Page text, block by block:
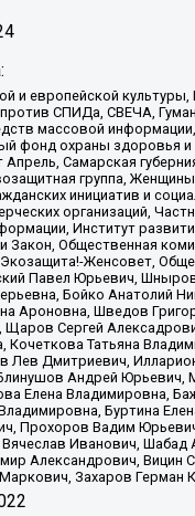
и европейской
СПИДа, СВЕЧА,
массовой
фонд охраны
Самарская
группа,
инициатив и
организаций,
Институт
Общественная
Женсовет,
Павел Юрьевич,
Бойко Анатолий
Ароновна, Шведов
Сергей
Татьяна
Дмитриевич,
Андрей Юрьевич,
Елена Владимировна,
Буртина
Прохоров Вадим
Иванович,
Александрович,
Захаров Герман